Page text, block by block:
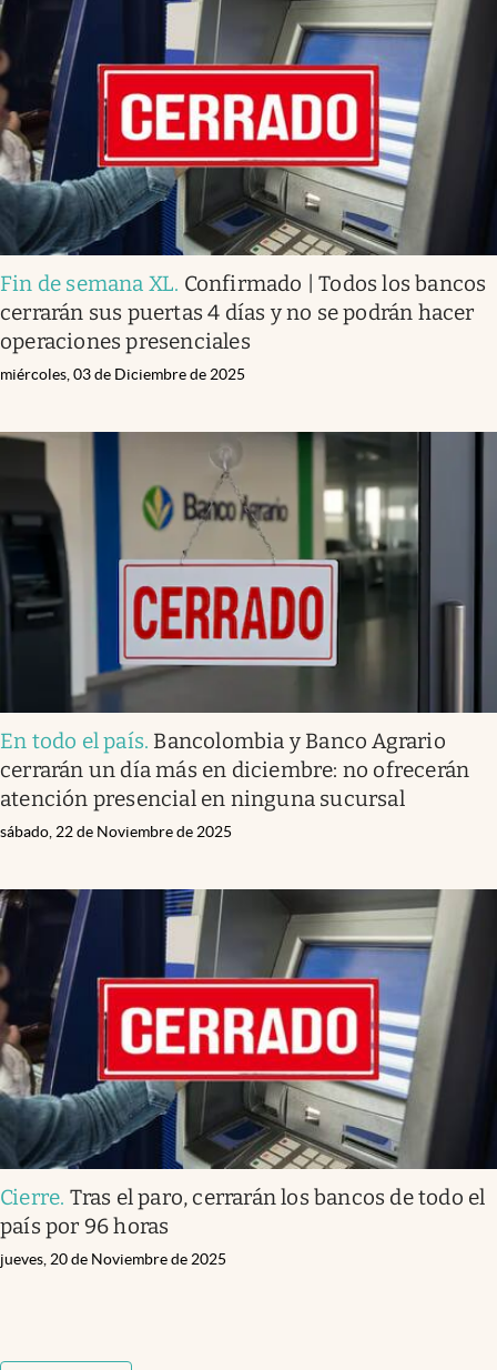
Fin de semana XL. Confirmado | Todos los bancos
cerrarán sus puertas 4 días y no se podrán hacer
operaciones presenciales
miércoles, 03 de Diciembre de 2025
En todo el país. Bancolombia y Banco Agrario
cerrarán un día más en diciembre: no ofrecerán
atención presencial en ninguna sucursal
sábado, 22 de Noviembre de 2025
Cierre. Tras el paro, cerrarán los bancos de todo el
país por 96 horas
jueves, 20 de Noviembre de 2025